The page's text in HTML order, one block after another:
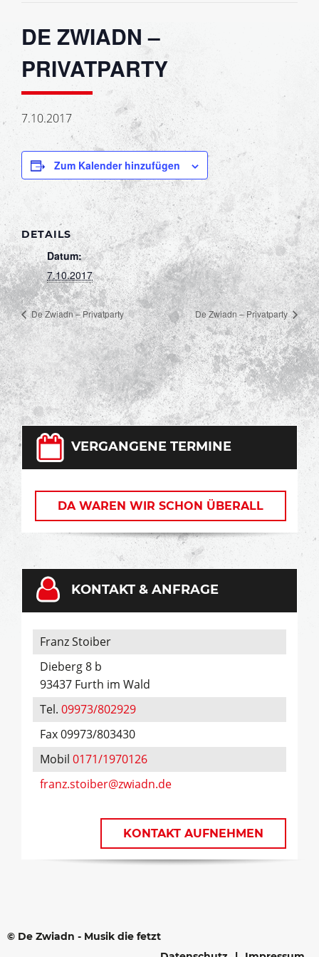
DE ZWIADN –
PRIVATPARTY
7.10.2017
Zum Kalender hinzufügen
DETAILS
Datum:
7.10.2017
De Zwiadn – Privatparty De Zwiadn – Privatparty
VERGANGENE TERMINE
DA WAREN WIR SCHON ÜBERALL
KONTAKT & ANFRAGE
Franz Stoiber
Dieberg 8 b
93437 Furth im Wald
Tel. 09973/802929
Fax 09973/803430
Mobil 0171/1970126
franz.stoiber@zwiadn.de
KONTAKT AUFNEHMEN
© De Zwiadn - Musik die fetzt